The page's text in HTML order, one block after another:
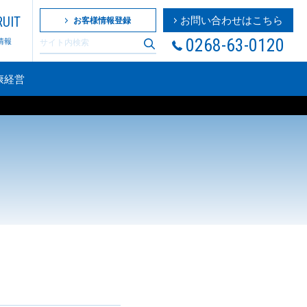
報
お客様情報登録 お問い合わせはこちら
0268-63-0120
経営